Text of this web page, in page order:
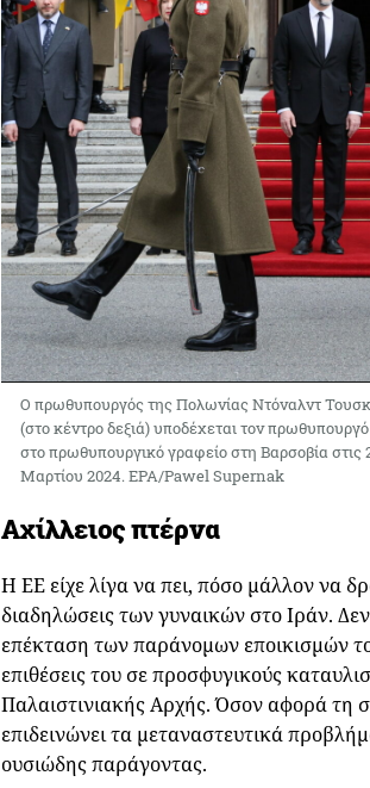
Ο πρωθυπουργός της Πολωνίας Ντόναλντ Τουσκ
(στο κέντρο δεξιά) υποδέχεται τον
στο πρωθυπουργικό γραφείο στη Βαρσοβία στις
Μαρτίου 2024. EPA/Pawel Supernak
Αχίλλειος πτέρνα
Η ΕΕ είχε λίγα να πει, πόσο μάλλον να
διαδηλώσεις των γυναικών στο Ιράν.
επέκταση των παράνομων εποικισμών
επιθέσεις του σε προσφυγικούς
Παλαιστινιακής Αρχής. Όσον αφορά τη
επιδεινώνει τα μεταναστευτικά
ουσιώδης παράγοντας.